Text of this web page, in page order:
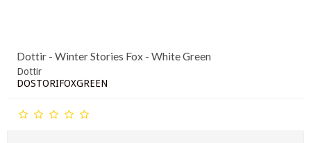
Dottir - Winter Stories Fox - White Green
Dottir
DOSTORIFOXGREEN